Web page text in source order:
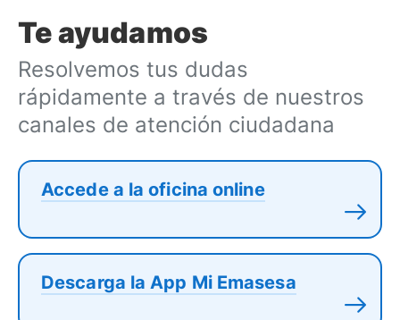
Te ayudamos
Resolvemos tus dudas
rápidamente a través de nuestros
canales de atención ciudadana
Accede a la oficina online
Descarga la App Mi Emasesa